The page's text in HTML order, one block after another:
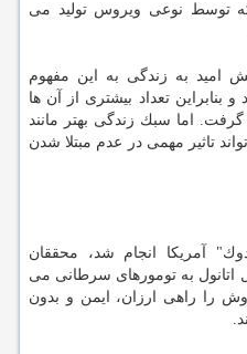
توسط نوعی ویروس تولید می
امید به زندگی به این مفهوم
بنابراین تعداد بیشتری از آن ها
گرفت. اما سبك زندگی بهتر مانند
تاثیر مهمی در عدم مبتلا شدن
آمریكا انجام شد، محققان
اتانول به تومورهای سرطانی می
را راهی ارزان، ایمن و بدون